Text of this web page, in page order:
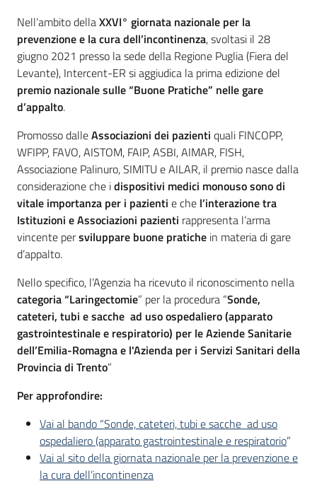
Piattaforme
telematiche
English
site
Seguici
su
Nell’ambito dellaXXVI° giornata nazionale per la
prevenzione e la cura dell’incontinenza, svoltasi il 28
giugno 2021 presso la sede della Regione Puglia (Fiera del
Levante), Intercent-ER si aggiudica la prima edizione del
premio nazionale sulle “Buone Pratiche” nelle gare
d’appalto.
Promosso dalleAssociazioni dei pazienti quali FINCOPP,
WFIPP, FAVO, AISTOM, FAIP, ASBI, AIMAR, FISH,
Associazione Palinuro, SIMITU e AILAR, il premio nasce dalla
considerazione che idispositivi medici monouso sono di
vitale importanza per i pazienti e che l’interazione tra
Istituzioni e Associazioni pazienti rappresenta l’arma
vincente persviluppare buone pratiche in materia di gare
d’appalto.
Nello specifico, l’Agenzia ha ricevuto il riconoscimento nella
categoria “Laringectomie” per la procedura “Sonde,
cateteri, tubi e sacche ad uso ospedaliero (apparato
gastrointestinale e respiratorio) per le Aziende Sanitarie
dell’Emilia-Romagna e l'Azienda per i Servizi Sanitari della
Provincia di Trento”
Per approfondire:
Vai al bando “Sonde, cateteri, tubi e sacche ad uso
ospedaliero (apparato gastrointestinale e respiratorio”
Vai al sito della giornata nazionale per la prevenzione e
la cura dell’incontinenza